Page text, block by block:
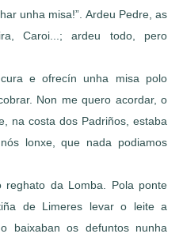
unha misa!”. Ardeu Pedre, as
Caroi...; ardeu todo, pero
e ofrecín unha misa polo
Non me quero acordar, o
na costa dos Padriños, estaba
lonxe, que nada podiamos
da Lomba. Pola ponte
de Limeres levar o leite a
baixaban os defuntos nunha